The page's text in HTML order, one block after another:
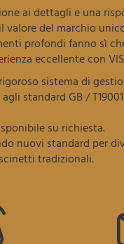
ai dettagli e una
del marchio
profondi fanno sì
eccellente con
sistema di
standard GB /
su richiesta.
nuovi standard per
tradizionali.